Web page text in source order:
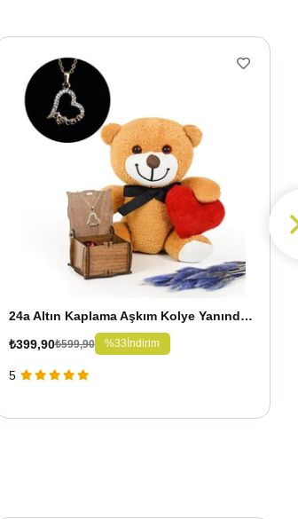
24a Altın Kaplama Aşkım Kolye Yanında Romantik Ayıcık 25 Cm
₺399,90₺599,90 %33 İndirim
5